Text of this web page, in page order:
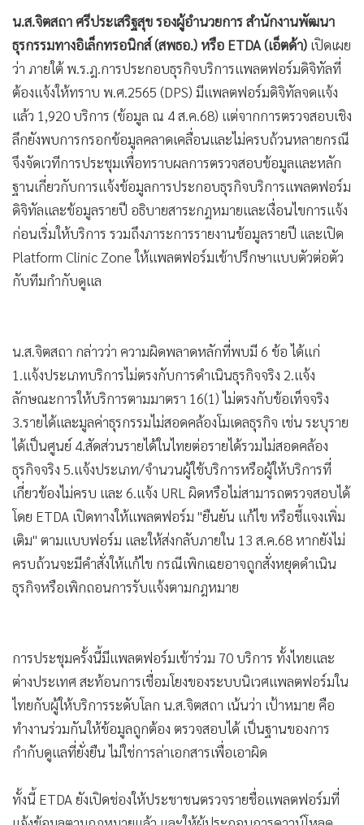
ชุมชน-คุณภาพชีวิต
อาชญากรรม
•
Motoring
• เกม
• วิทยาศาสตร์
• SMEs
• หุ้น
• อินโดจีน
• กองทุนรวม
• Celeb Online
• Factcheck
• ญี่ปุ่น
น.ส.จิตสถา ศรีประเสริฐสุข รองผู้อำนวยการ สำนักงานพัฒนา
ธุรกรรมทางอิเล็กทรอนิกส์ (สพธอ.) หรือ ETDA (เอ็ตด้า) เปิดเผย
ว่า ภายใต้ พ.ร.ฎ.การประกอบธุรกิจบริการแพลตฟอร์มดิจิทัลที่
ต้องแจ้งให้ทราบ พ.ศ.2565 (DPS) มีแพลตฟอร์มดิจิทัลจดแจ้ง
แล้ว 1,920 บริการ (ข้อมูล ณ 4 ส.ค.68) แต่จากการตรวจสอบเชิง
ลึกยังพบการกรอกข้อมูลคลาดเคลื่อนและไม่ครบถ้วนหลายกรณี
จึงจัดเวทีการประชุมเพื่อทราบผลการตรวจสอบข้อมูลและหลัก
ฐานเกี่ยวกับการแจ้งข้อมูลการประกอบธุรกิจบริการแพลตฟอร์ม
ดิจิทัลและข้อมูลรายปี อธิบายสาระกฎหมายและเงื่อนไขการแจ้ง
ก่อนเริ่มให้บริการ รวมถึงภาระการรายงานข้อมูลรายปี และเปิด
Platform Clinic Zone ให้แพลตฟอร์มเข้าปรึกษาแบบตัวต่อตัว
กับทีมกำกับดูแล
น.ส.จิตสถา กล่าวว่า ความผิดพลาดหลักที่พบมี 6 ข้อ ได้แก่
1.แจ้งประเภทบริการไม่ตรงกับการดำเนินธุรกิจจริง 2.แจ้ง
ลักษณะการให้บริการตามมาตรา 16(1) ไม่ตรงกับข้อเท็จจริง
3.รายได้และมูลค่าธุรกรรมไม่สอดคล้องโมเดลธุรกิจ เช่น ระบุราย
ได้เป็นศูนย์ 4.สัดส่วนรายได้ในไทยต่อรายได้รวมไม่สอดคล้อง
ธุรกิจจริง 5.แจ้งประเภท/จำนวนผู้ใช้บริการหรือผู้ให้บริการที่
เกี่ยวข้องไม่ครบ และ 6.แจ้ง URL ผิดหรือไม่สามารถตรวจสอบได้
โดย ETDA เปิดทางให้แพลตฟอร์ม "ยืนยัน แก้ไข หรือชี้แจงเพิ่ม
เติม" ตามแบบฟอร์ม และให้ส่งกลับภายใน 13 ส.ค.68 หากยังไม่
ครบถ้วนจะมีคำสั่งให้แก้ไข กรณีเพิกเฉยอาจถูกสั่งหยุดดำเนิน
ธุรกิจหรือเพิกถอนการรับแจ้งตามกฎหมาย